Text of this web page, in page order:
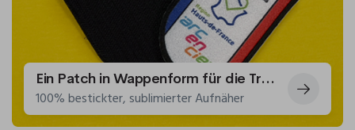
Ein Patch in Wappenform für die Transportpolizei von Arc-en-ciel
100% bestickter, sublimierter Aufnäher